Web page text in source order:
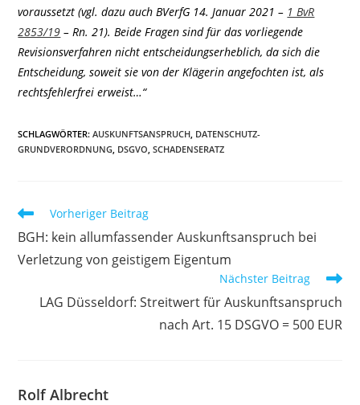
voraussetzt (vgl. dazu auch BVerfG 14. Januar 2021 – 1 BvR
2853/19 – Rn. 21). Beide Fragen sind für das vorliegende
Revisionsverfahren nicht entscheidungserheblich, da sich die
Entscheidung, soweit sie von der Klägerin angefochten ist, als
rechtsfehlerfrei erweist…“
SCHLAGWÖRTER:AUSKUNFTSANSPRUCH DATENSCHUTZ-
GRUNDVERORDNUNG DSGVO SCHADENSERATZ
Weitere
ansehen
Vorheriger Beitrag
BGH: kein allumfassender Auskunftsanspruch bei
Verletzung von geistigem Eigentum
Nächster Beitrag
LAG Düsseldorf: Streitwert für Auskunftsanspruch
nach Art. 15 DSGVO = 500 EUR
Rolf Albrecht